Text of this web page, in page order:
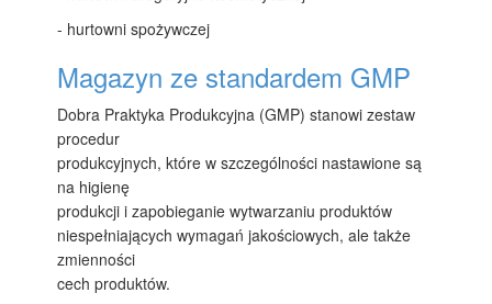
- hurtowni spożywczej
Magazyn ze standardem GMP
Dobra Praktyka Produkcyjna (GMP) stanowi zestaw
procedur
produkcyjnych, które w szczególności nastawione są
na higienę
produkcji i zapobieganie wytwarzaniu produktów
niespełniających wymagań jakościowych, ale także
zmienności
cech produktów.